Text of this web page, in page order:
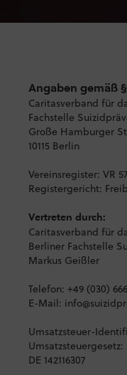
Angaben gemäß
Caritasverband für
Fachstelle
Große Hamburger
10115 Berlin
Vereinsregister: VR
Registergericht:
Vertreten durch:
Caritasverband für
Berliner Fachstelle
Markus Geißler
Telefon: +49 (030)
E-Mail:
Umsatzsteuer-
Umsatzsteuergesetz:
DE 142116307